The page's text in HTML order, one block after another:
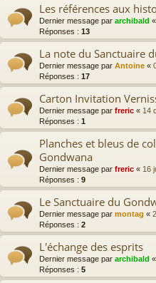
Les références aux
Dernier message par archibald «
Réponses : 13
La note du Sanctuaire
Dernier message par Antoine «
Réponses : 17
Carton Invitation
Dernier message par freric « 14
Réponses : 1
Planches et bleus de
Gondwana
Dernier message par freric « 16
Réponses : 9
Le Sanctuaire du
Dernier message par montag «
Réponses : 2
L'échange des esprits
Dernier message par archibald «
Réponses : 5